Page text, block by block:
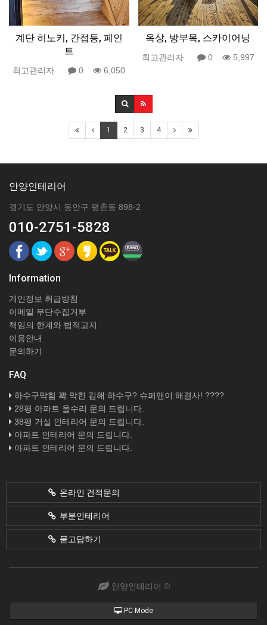
계단 히노키, 간접등, 페인
트
최고관리자 0 6,050
옥상, 방부목, 스카이어닝
최고관리자 0 5,997
1 2 3 4
안양인테리어
경기도 안양시 동안구 평촌동 898-2
010-2751-5828
Information
개인정보 취급방침
이메일 무단수집거부
책임의 한계와 법적고지
이용안내
문의하기
FAQ
하수구막힘 꽉 막힌 김해 하수구? 슈퍼맨이 해결사! ????
28평 아파트 올수리 문의 드립니다.
38평 거실 인테리어 문의 드립니다.
아파트 인테리어 문의 드립니다.
아파트 인테리어 문의 드립니다.
온라인 견적문의
부분인테리어
묻고답하기
안양인테리어 ©
PC Mode